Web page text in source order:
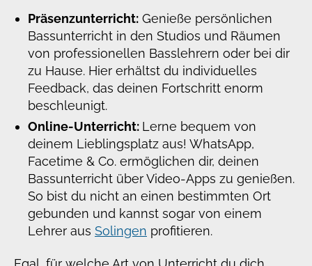
Präsenzunterricht: Genieße persönlichen
Bassunterricht in den Studios und Räumen
von professionellen Basslehrern oder bei dir
zu Hause. Hier erhältst du individuelles
Feedback, das deinen Fortschritt enorm
beschleunigt.
Online-Unterricht: Lerne bequem von
deinem Lieblingsplatz aus! WhatsApp,
Facetime & Co. ermöglichen dir, deinen
Bassunterricht über Video-Apps zu genießen.
So bist du nicht an einen bestimmten Ort
gebunden und kannst sogar von einem
Lehrer aus Solingen profitieren.